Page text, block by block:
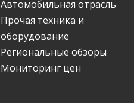
Автомобильная отрасль
Прочая техника и
оборудование
Региональные обзоры
Мониторинг цен